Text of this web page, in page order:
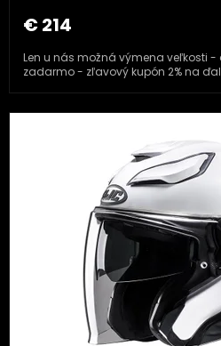
€ 214
Len u nás možná výmena veľkosti
zadarmo - zľavový kupón 2% na